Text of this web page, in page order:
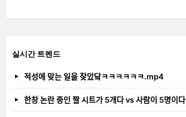
실시간 트렌드
적성에 맞는 일을 찾았닼ㅋㅋㅋㅋㅋㅋ.mp4
한창 논란 중인 짤 시트가 5개다 vs 사람이 5명이다